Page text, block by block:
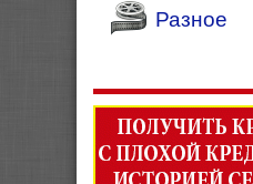
Разное